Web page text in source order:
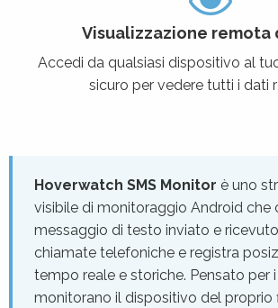
Visualizzazione remota
Accedi da qualsiasi dispositivo al
sicuro per vedere tutti i dati
Hoverwatch SMS Monitor è uno
visibile di monitoraggio Android che
messaggio di testo inviato e
chiamate telefoniche e registra
tempo reale e storiche. Pensato per
monitorano il dispositivo del proprio